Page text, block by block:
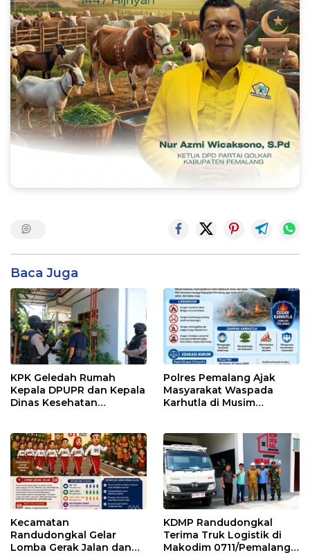
Baca Juga
KPK Geledah Rumah
Kepala DPUPR dan Kepala
Dinas Kesehatan
Polres Pemalang Ajak
Masyarakat Waspada
Karhutla di Musim
Kecamatan
Randudongkal Gelar
Lomba Gerak Jalan dan
KDMP Randudongkal
Terima Truk Logistik di
Makodim 0711/Pemalang